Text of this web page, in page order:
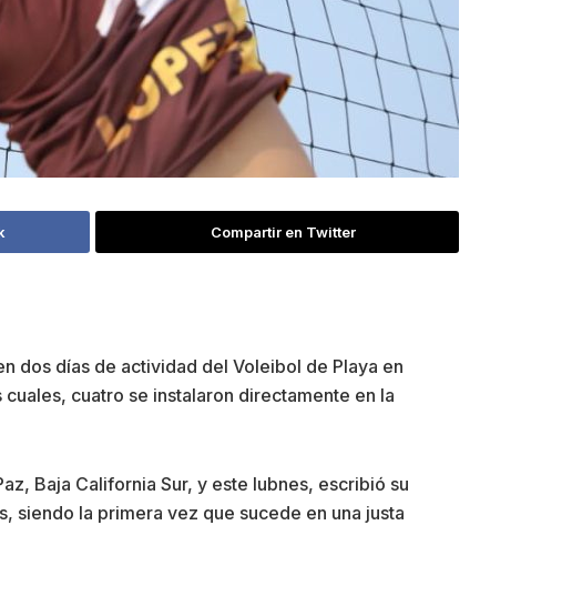
Compartir en Twitter
dos días de actividad del Voleibol de Playa en
cuatro se instalaron directamente en la
Baja California Sur, y este lubnes, escribió su
siendo la primera vez que sucede en una justa